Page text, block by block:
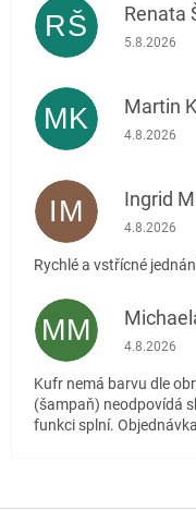
RŠ Renata
5.8.2026
MK Martin
4.8.2026
IM Ingrid
4.8.2026
Rychlé a vstřícné
MM 4.8.2026
Kufr nemá barvu dle
(šampaň) neodpovídá
funkci splní.